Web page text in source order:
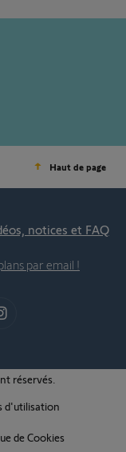
Haut de page
notices et FAQ
par email !
réservés.
d'utilisation
de Cookies